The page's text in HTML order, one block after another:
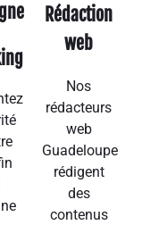
Rédaction
web
Nos
rédacteurs
web
Guadeloupe
rédigent
des
contenus